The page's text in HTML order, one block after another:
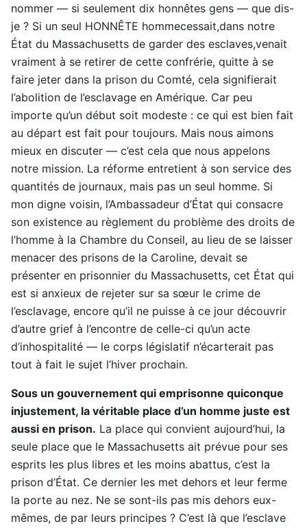
nommer — si seulement dix honnêtes gens — que dis-
je ? Si un seul HONNÊTE hommecessait,dans notre
État du Massachusetts de garder des esclaves,venait
vraiment à se retirer de cette confrérie, quitte à se
faire jeter dans la prison du Comté, cela signifierait
l’abolition de l’esclavage en Amérique. Car peu
importe qu’un début soit modeste : ce qui est bien fait
au départ est fait pour toujours. Mais nous aimons
mieux en discuter — c’est cela que nous appelons
notre mission. La réforme entretient à son service des
quantités de journaux, mais pas un seul homme. Si
mon digne voisin, l’Ambassadeur d’État qui consacre
son existence au règlement du problème des droits de
l’homme à la Chambre du Conseil, au lieu de se laisser
menacer des prisons de la Caroline, devait se
présenter en prisonnier du Massachusetts, cet État qui
est si anxieux de rejeter sur sa sœur le crime de
l’esclavage, encore qu’il ne puisse à ce jour découvrir
d’autre grief à l’encontre de celle-ci qu’un acte
d’inhospitalité — le corps législatif n’écarterait pas
tout à fait le sujet l’hiver prochain.
Sous un gouvernement qui emprisonne quiconque
injustement, la véritable place d’un homme juste est
aussi en prison. La place qui convient aujourd’hui, la
seule place que le Massachusetts ait prévue pour ses
esprits les plus libres et les moins abattus, c’est la
prison d’État. Ce dernier les met dehors et leur ferme
la porte au nez. Ne se sont-ils pas mis dehors eux-
mêmes, de par leurs principes ? C’est là que l’esclave